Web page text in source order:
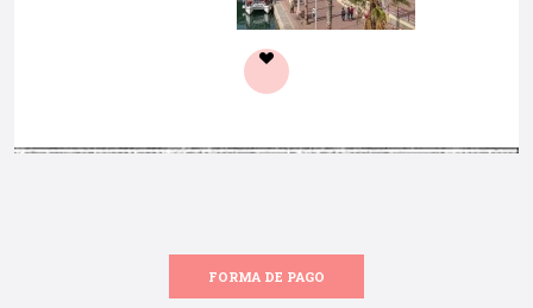
FORMA DE PAGO